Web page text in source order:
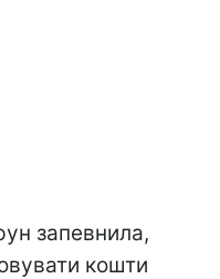
запевнила,
кошти